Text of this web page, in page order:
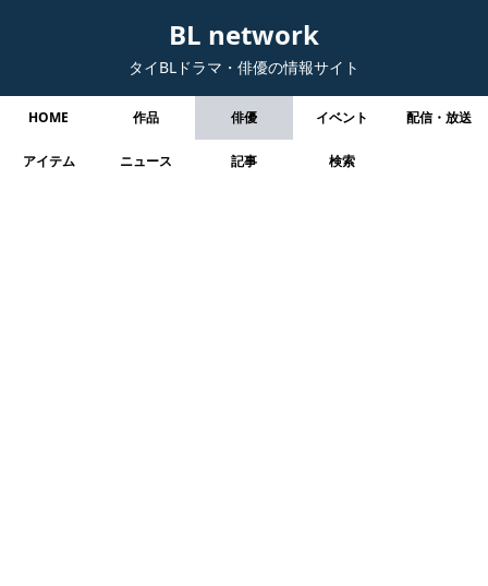
BL network
タイBLドラマ・俳優の情報サイト
HOME 作品 俳優 イベント 配信・放送
アイテム ニュース 記事 検索